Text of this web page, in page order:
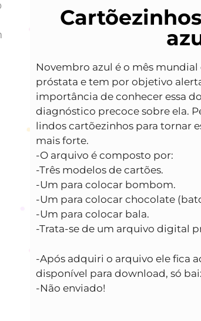
Novembro azul é o mês
próstata e tem por objetivo
importância de conhecer essa
diagnóstico precoce sobre ela.
lindos cartõezinhos para tornar
mais forte.
-O arquivo é composto por:
-Três modelos de cartões.
-Um para colocar bombom.
-Um para colocar chocolate
-Um para colocar bala.
-Trata-se de um arquivo digital
-Após adquiri o arquivo ele fica
disponível para download, só
-Não enviado!